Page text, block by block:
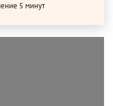
5 минут